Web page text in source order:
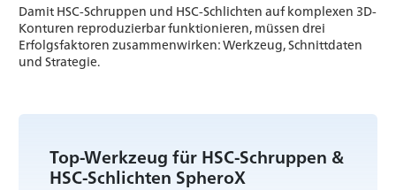
Damit HSC-Schruppen und HSC-Schlichten auf komplexen 3D-
Konturen reproduzierbar funktionieren, müssen drei
Erfolgsfaktoren zusammenwirken: Werkzeug, Schnittdaten
und Strategie.
Top-Werkzeug für HSC-Schruppen &
HSC-Schlichten SpheroX